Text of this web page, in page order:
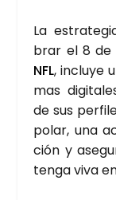
La
brar el 8 de
NFL, inclu­ye
mas
de sus
polar, una
ción y
ten­ga viva